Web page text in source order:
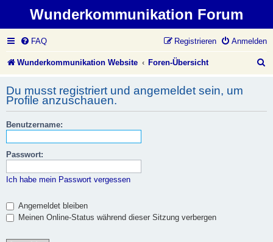
Wunderkommunikation Forum
FAQ Anmelden
Registrieren
Wunderkommunikation Website Foren-Übersicht
Du musst registriert und angemeldet sein, um
Profile anzuschauen.
Benutzername:
Passwort:
Ich habe mein Passwort vergessen
Angemeldet bleiben
Meinen Online-Status während dieser Sitzung verbergen